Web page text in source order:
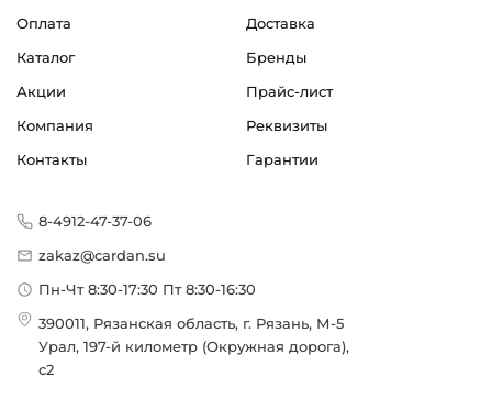
Оплата
Доставка
Каталог
Бренды
Акции
Прайс-лист
Компания
Реквизиты
Контакты
Гарантии
8-4912-47-37-06
zakaz@cardan.su
Пн-Чт 8:30-17:30 Пт 8:30-16:30
390011, Рязанская область, г. Рязань, М-5
Урал, 197-й километр (Окружная дорога),
с2